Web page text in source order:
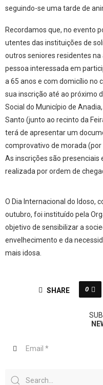
seguindo-se uma tarde de
Recordamos que, no evento
utentes das instituições de
outros seniores residentes
pessoa interessada em
a 65 anos e com domicílio no
sua inscrição até ao próximo
Social do Município de
Santo (junto ao recinto da
terá de apresentar um
comprovativo de morada (por
As inscrições são presenciais
realizada por ordem de
O Dia Internacional do Idoso,
outubro, foi instituído pela
objetivo de sensibilizar a
envelhecimento e da
mais idosa.
SHARE 0